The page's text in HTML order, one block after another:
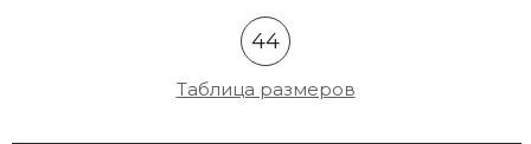
44
Таблица размеров